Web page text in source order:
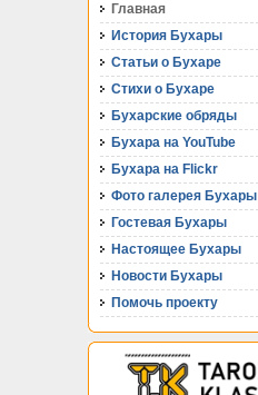
Главная
История Бухары
Статьи о Бухаре
Стихи о Бухаре
Бухарские обряды
Бухара на YouTube
Бухара на Flickr
Фото галерея Бухары
Гостевая Бухары
Настоящее Бухары
Новости Бухары
Помочь проекту